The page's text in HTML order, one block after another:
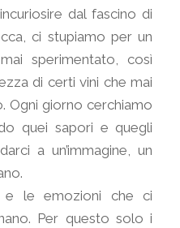
dal fascino di
ci stupiamo per un
sperimentato, così
di certi vini che mai
Ogni giorno cerchiamo
quei sapori e quegli
a un’immagine, un
le emozioni che ci
Per questo solo i